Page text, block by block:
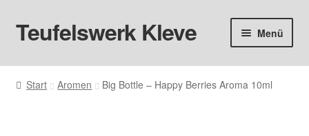
Zur
Navigation
Zum
Inhalt
Teufelswerk Kleve Menü
Startseite
Start Aromen Big Bottle – Happy Berries Aroma 10ml